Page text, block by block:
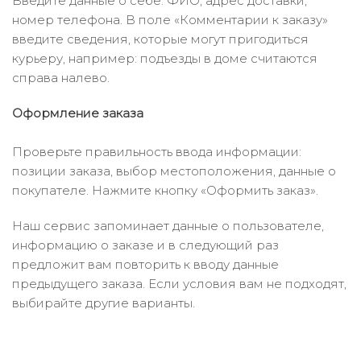
номер телефона. В поле «Комментарии к заказу»
введите сведения, которые могут пригодиться
курьеру, например: подъезды в доме считаются
справа налево.
Оформление заказа
Проверьте правильность ввода информации:
позиции заказа, выбор местоположения, данные о
покупателе. Нажмите кнопку «Оформить заказ».
Наш сервис запоминает данные о пользователе,
информацию о заказе и в следующий раз
предложит вам повторить к вводу данные
предыдущего заказа. Если условия вам не подходят,
выбирайте другие варианты.